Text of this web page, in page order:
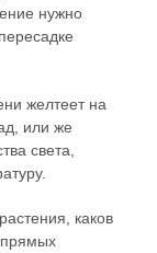
нужно
желтеет на
или же
света,
каков